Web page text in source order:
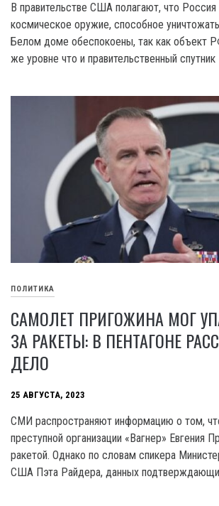
В правительстве США полагают, что Россия
космическое оружие, способное
Белом доме обеспокоены, так как объект
же уровне что и правительственный
ПОЛИТИКА
САМОЛЕТ ПРИГОЖИНА МОГ
ЗА РАКЕТЫ: В ПЕНТАГОНЕ
ДЕЛО
25 АВГУСТА, 2023
СМИ распространяют информацию о том,
преступной организации «Вагнер» Евгения
ракетой. Однако по словам спикера
США Пэта Райдера, данных